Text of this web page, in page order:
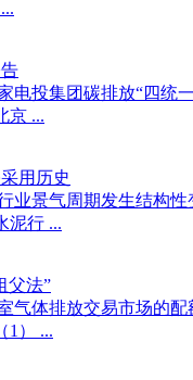
电投集团碳排放“四统
京 ...
用历史
业景气周期发生结构
泥行 ...
父法”
气体排放交易市场的
1） ...